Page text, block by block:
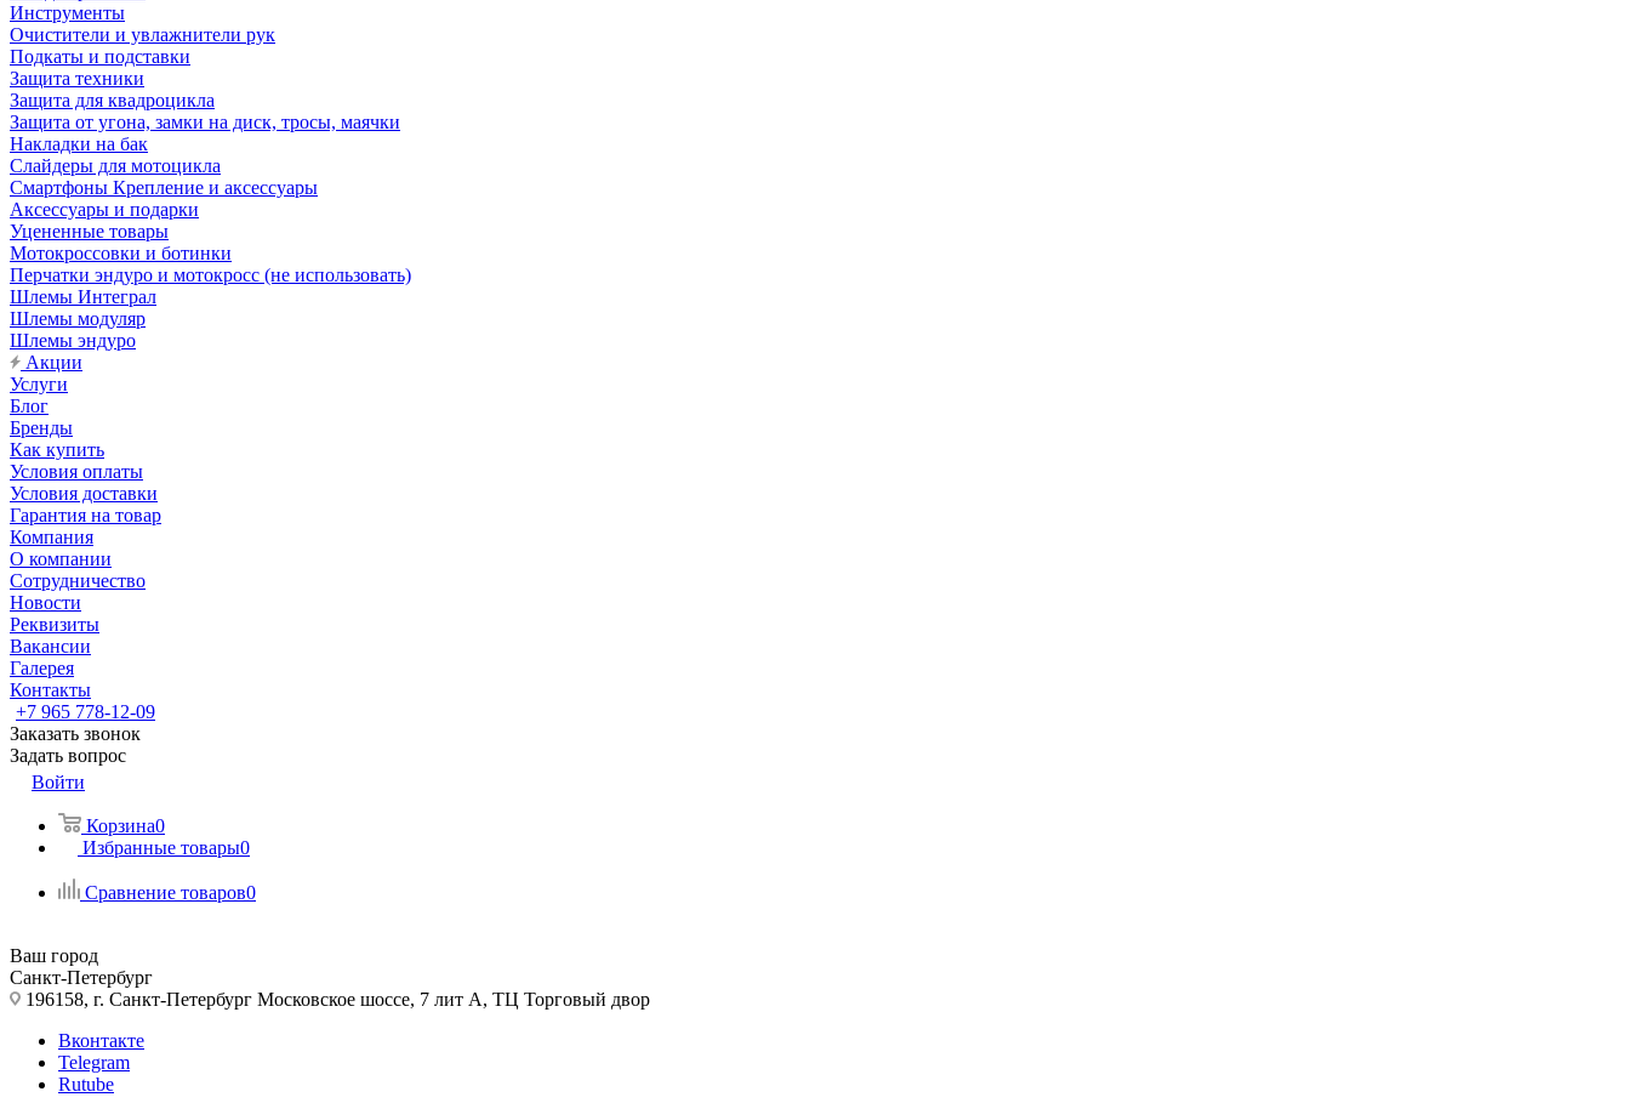
Инструменты
Очистители и увлажнители рук
Подкаты и подставки
Защита техники
Защита для квадроцикла
Защита от угона, замки на диск, тросы, маячки
Накладки на бак
Слайдеры для мотоцикла
Смартфоны Крепление и аксессуары
Аксессуары и подарки
Уцененные товары
Мотокроссовки и ботинки
Перчатки эндуро и мотокросс (не использовать)
Шлемы Интеграл
Шлемы модуляр
Шлемы эндуро
Акции
Услуги
Блог
Бренды
Как купить
Условия оплаты
Условия доставки
Гарантия на товар
Компания
О компании
Сотрудничество
Новости
Реквизиты
Вакансии
Галерея
Контакты
+7 965 778-12-09
Заказать звонок
Задать вопрос
Войти
Корзина0
Избранные товары0
Сравнение товаров0
Ваш город
Санкт-Петербург
196158, г. Санкт-Петербург Московское шоссе, 7 лит А, ТЦ Торговый двор
Вконтакте
Telegram
Rutube